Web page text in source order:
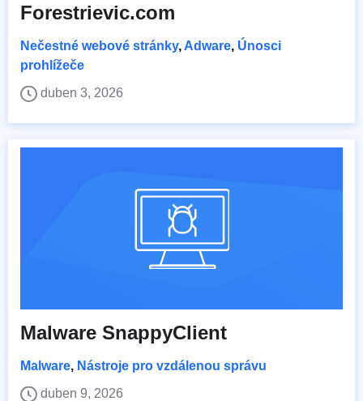
Forestrievic.com
Nečestné webové stránky, Adware, Únosci
prohlížeče
duben 3, 2026
Malware SnappyClient
Malware, Nástroje pro vzdálenou správu
duben 9, 2026